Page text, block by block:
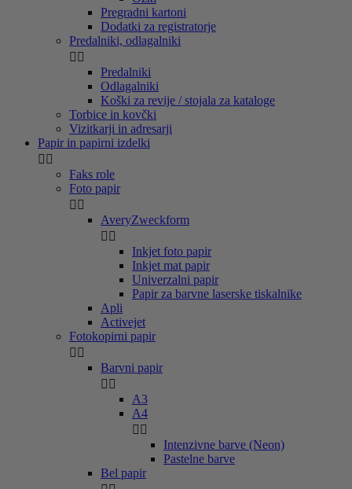
Pregradni kartoni
Dodatki za registratorje
Predalniki, odlagalniki
 
Predalniki
Odlagalniki
Koški za revije / stojala za kataloge
Torbice in kovčki
Vizitkarji in adresarji
Papir in papirni izdelki
 
Faks role
Foto papir
 
AveryZweckform
 
Inkjet foto papir
Inkjet mat papir
Univerzalni papir
Papir za barvne laserske tiskalnike
Apli
Activejet
Fotokopirni papir
 
Barvni papir
 
A3
A4
 
Intenzivne barve (Neon)
Pastelne barve
Bel papir